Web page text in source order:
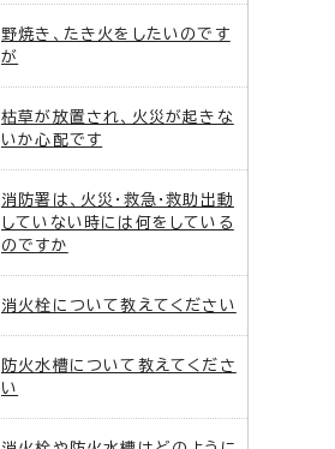
野焼き、たき火をしたいのです
が
枯草が放置され、火災が起きな
いか心配です
消防署は、火災・救急・救助出動
していない時には何をしている
のですか
消火栓について教えてください
防火水槽について教えてくださ
い